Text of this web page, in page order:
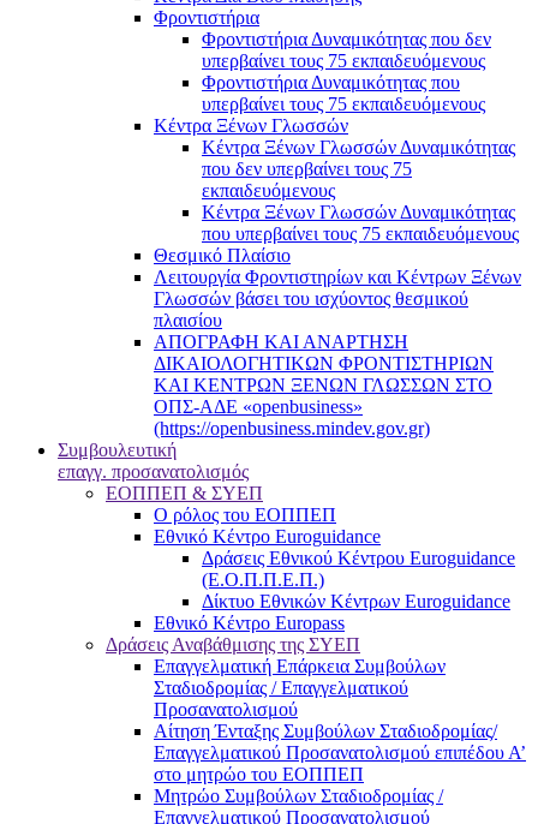
Φροντιστήρια
Φροντιστήρια Δυναμικότητας που δεν
υπερβαίνει τους 75 εκπαιδευόμενους
Φροντιστήρια Δυναμικότητας που
υπερβαίνει τους 75 εκπαιδευόμενους
Κέντρα Ξένων Γλωσσών
Kέντρα Ξένων Γλωσσών Δυναμικότητας
που δεν υπερβαίνει τους 75
εκπαιδευόμενους
Kέντρα Ξένων Γλωσσών Δυναμικότητας
που υπερβαίνει τους 75 εκπαιδευόμενους
Θεσμικό Πλαίσιο
Λειτουργία Φροντιστηρίων και Κέντρων Ξένων
Γλωσσών βάσει του ισχύοντος θεσμικού
πλαισίου
ΑΠΟΓΡΑΦΗ ΚΑΙ ΑΝΑΡΤΗΣΗ
ΔΙΚΑΙΟΛΟΓΗΤΙΚΩΝ ΦΡΟΝΤΙΣΤΗΡΙΩΝ
ΚΑΙ ΚΕΝΤΡΩΝ ΞΕΝΩΝ ΓΛΩΣΣΩΝ ΣΤΟ
ΟΠΣ-ΑΔΕ «openbusiness»
(https://openbusiness.mindev.gov.gr)
Συμβουλευτική
επαγγ. προσανατολισμός
ΕΟΠΠΕΠ & ΣΥΕΠ
Ο ρόλος του ΕΟΠΠΕΠ
Εθνικό Κέντρο Euroguidance
Δράσεις Εθνικού Κέντρου Euroguidance
(Ε.Ο.Π.Π.Ε.Π.)
Δίκτυο Εθνικών Κέντρων Euroguidance
Εθνικό Κέντρο Europass
Δράσεις Αναβάθμισης της ΣΥΕΠ
Επαγγελματική Επάρκεια Συμβούλων
Σταδιοδρομίας / Επαγγελματικού
Προσανατολισμού
Αίτηση Ένταξης Συμβούλων Σταδιοδρομίας/
Επαγγελματικού Προσανατολισμού επιπέδου Α’
στο μητρώο του ΕΟΠΠΕΠ
Μητρώο Συμβούλων Σταδιοδρομίας /
Επαγγελματικού Προσανατολισμού